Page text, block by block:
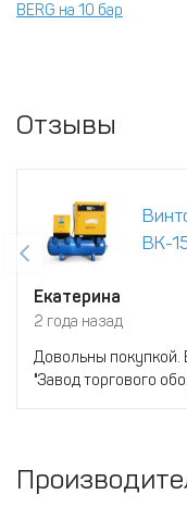
BERG на 10 бар
Отзывы
ВК-
Екатерина
2 года назад
Довольны
"Завод торгового